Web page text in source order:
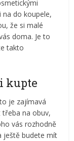
do koupele,
že si malé
doma. Je to
takto
kupte
je zajímavá
třeba na obuv,
vás rozhodně
ještě budete mít